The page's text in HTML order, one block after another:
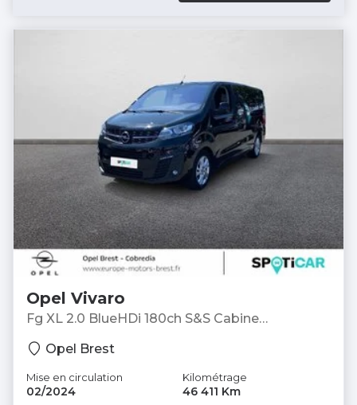
Opel Vivaro
Fg XL 2.0 BlueHDi 180ch S&S Cabine
EAT8 - Fourgon
Opel Brest
Mise en circulation
02/2024
Kilométrage
46 411 Km